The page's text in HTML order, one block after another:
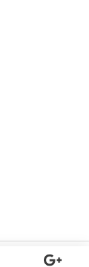
月12日
はなしで